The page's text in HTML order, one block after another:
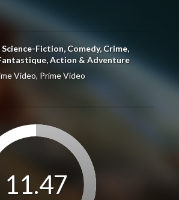
Fiction, Comedy, Crime,
Action & Adventure
Video, Prime Video
11.47